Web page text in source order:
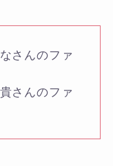
さんのファ
さんのファ